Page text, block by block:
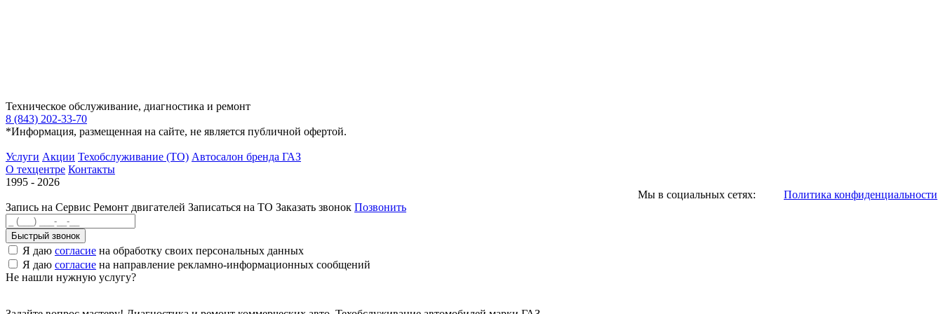
Техническое обслуживание, диагностика и ремонт
8 (843) 202-33-70
*Информация, размещенная на сайте, не является публичной офертой.
Услуги Акции Техобслуживание (ТО) Автосалон бренда ГАЗ
О техцентре Контакты
1995 - 2026
Мы в социальных сетях:
Политика конфиденциальности
Запись на Сервис Ремонт двигателей Записаться на ТО Заказать звонок Позвонить
Быстрый звонок
Я даю согласие на обработку своих персональных данных
Я даю согласие на направление рекламно-информационных сообщений
Не нашли нужную услугу?